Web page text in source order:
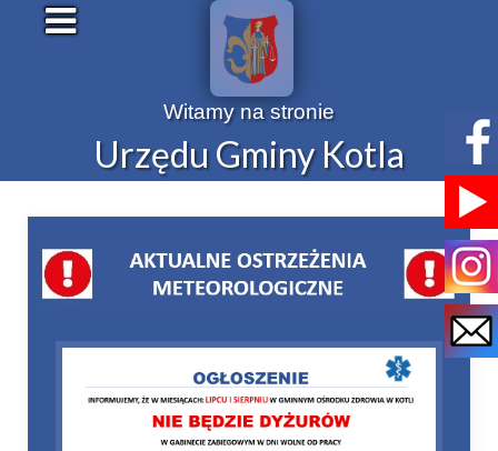
Witamy na stronie
Urzędu Gminy Kotla